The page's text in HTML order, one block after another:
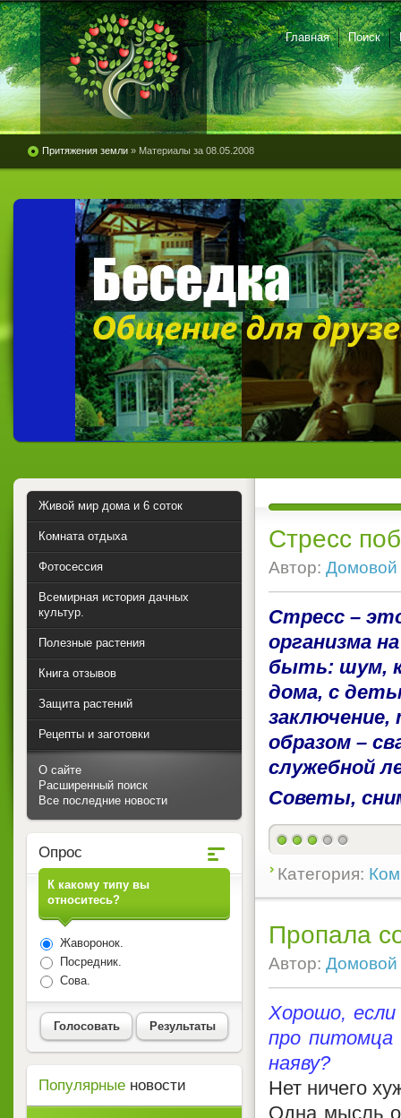
Главная Поиск
Притяжения земли » Материалы за 08.05.2008
Стресс
Автор: Домовой
Стресс –
организма
быть: шум,
дома, с
заключение,
образом –
служебной
Советы,
Категория:
Пропала
Автор: Домовой
Хорошо, если
про питомца
наяву?
Нет ничего
Одна мысль
Живой мир дома и 6 соток
Комната отдыха
Фотосессия
Всемирная история дачных
культур.
Полезные растения
Книга отзывов
Защита растений
Рецепты и заготовки
О сайте
Расширенный поиск
Все последние новости
Опрос
К какому типу вы
относитесь?
Жаворонок.
Посредник.
Сова.
Голосовать Результаты
Популярные новости